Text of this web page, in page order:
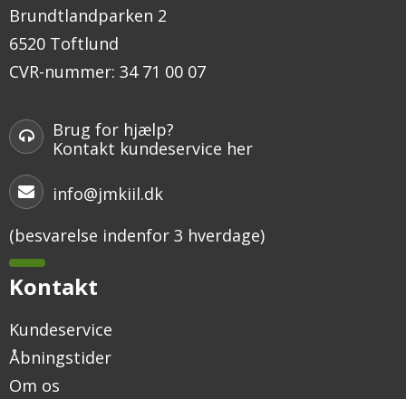
Brundtlandparken 2
6520 Toftlund
CVR-nummer: 34 71 00 07
Brug for hjælp?
Kontakt kundeservice her
info@jmkiil.dk
(besvarelse indenfor 3 hverdage)
Kontakt
Kundeservice
Åbningstider
Om os